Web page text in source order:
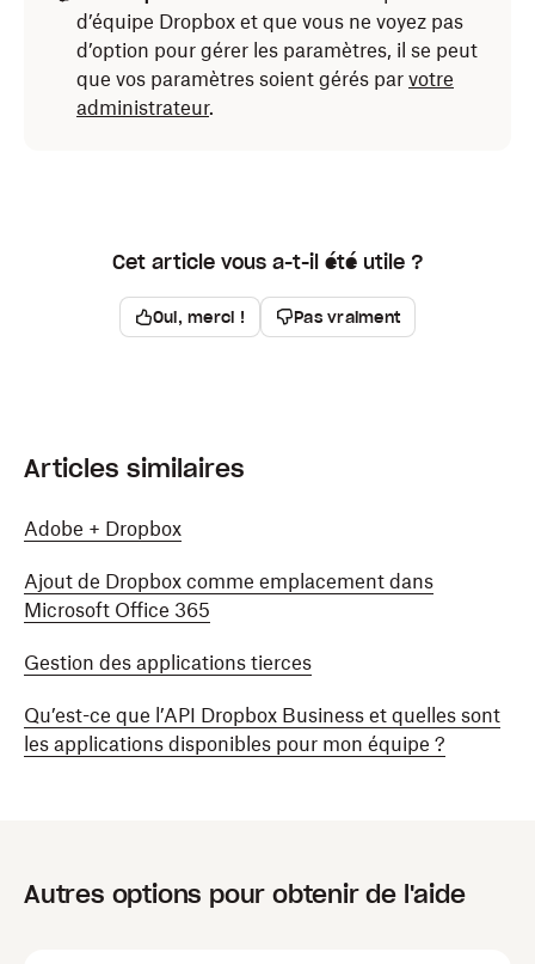
d’équipe Dropbox et que vous ne voyez pas
d’option pour gérer les paramètres, il se peut
que vos paramètres soient gérés par votre
administrateur.
Cet article vous a-t-il été utile ?
Oui, merci ! Pas vraiment
Articles similaires
Adobe + Dropbox
Ajout de Dropbox comme emplacement dans
Microsoft Office 365
Gestion des applications tierces
Qu’est-ce que l’API Dropbox Business et quelles sont
les applications disponibles pour mon équipe ?
Autres options pour obtenir de l'aide